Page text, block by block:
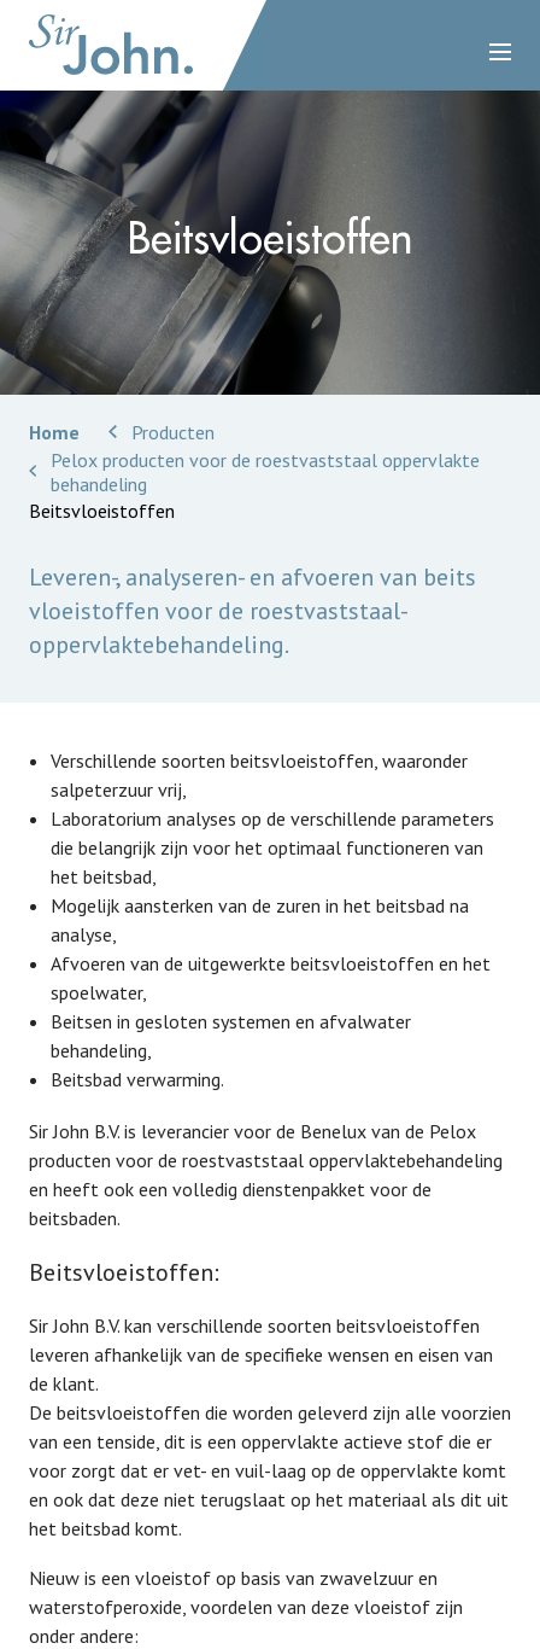
Beitsvloeistoffen
Home
Producten
Pelox producten voor de roestvaststaal oppervlakte
behandeling
Beitsvloeistoffen
Leveren-, analyseren- en afvoeren van beits
vloeistoffen voor de roestvaststaal-
oppervlaktebehandeling.
Verschillende soorten beitsvloeistoffen, waaronder
salpeterzuur vrij,
Laboratorium analyses op de verschillende parameters
die belangrijk zijn voor het optimaal functioneren van
het beitsbad,
Mogelijk aansterken van de zuren in het beitsbad na
analyse,
Afvoeren van de uitgewerkte beitsvloeistoffen en het
spoelwater,
Beitsen in gesloten systemen en afvalwater
behandeling,
Beitsbad verwarming.
Sir John B.V. is leverancier voor de Benelux van de Pelox
producten voor de roestvaststaal oppervlaktebehandeling
en heeft ook een volledig dienstenpakket voor de
beitsbaden.
Beitsvloeistoffen:
Sir John B.V. kan verschillende soorten beitsvloeistoffen
leveren afhankelijk van de specifieke wensen en eisen van
de klant.
De beitsvloeistoffen die worden geleverd zijn alle voorzien
van een tenside, dit is een oppervlakte actieve stof die er
voor zorgt dat er vet- en vuil-laag op de oppervlakte komt
en ook dat deze niet terugslaat op het materiaal als dit uit
het beitsbad komt.
Nieuw is een vloeistof op basis van zwavelzuur en
waterstofperoxide, voordelen van deze vloeistof zijn
onder andere: